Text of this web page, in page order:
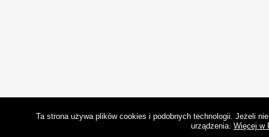
Ta strona używa plików cookies i podobnych technologii. Jeżeli
urządzenia. Więcej w